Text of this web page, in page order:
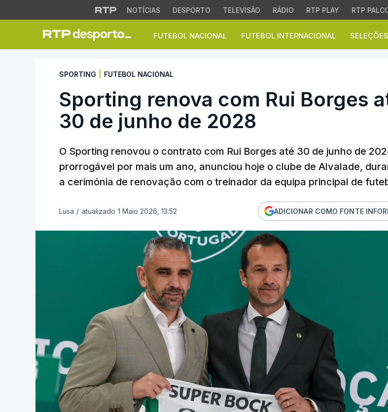
NOTÍCIAS DESPORTO TELEVISÃO RÁDIO RTP PLAY RTP
FUTEBOL NACIONAL FUTEBOL INTERNACIONAL SELEÇÕES
Sporting renova com Rui Borges
SPORTING FUTEBOL NACIONAL
Sporting renova com Rui Borges
30 de junho de 2028
O Sporting renovou o contrato com Rui Borges até 30 de junho de
prorrogável por mais um ano, anunciou hoje o clube de Alvalade,
a cerimónia de renovação com o treinador da equipa principal de
Lusa / atualizado 1 Maio 2026, 13:52 ADICIONAR COMO FONTE